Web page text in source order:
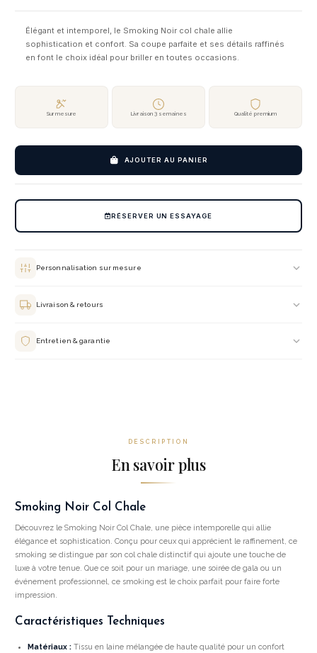
Élégant et intemporel, le Smoking Noir col chale allie
sophistication et confort. Sa coupe parfaite et ses détails raffinés
en font le choix idéal pour briller en toutes occasions.
Sur mesure Livraison 3 semaines Qualité premium
AJOUTER AU PANIER
RÉSERVER UN ESSAYAGE
Personnalisation sur mesure
tissu, de la doublure, des boutons et des finitions — chaque détail est
Livraison & retours
salon. Retouches incluses pour un ajustement parfait.
Entretien & garantie
DESCRIPTION
En savoir plus
Smoking Noir Col Chale
Découvrez le Smoking Noir Col Chale, une pièce intemporelle qui allie
élégance et sophistication. Conçu pour ceux qui apprécient le raffinement, ce
smoking se distingue par son col chale distinctif qui ajoute une touche de
luxe à votre tenue. Que ce soit pour un mariage, une soirée de gala ou un
événement professionnel, ce smoking est le choix parfait pour faire forte
impression.
Caractéristiques Techniques
Matériaux : Tissu en laine mélangée de haute qualité pour un confort